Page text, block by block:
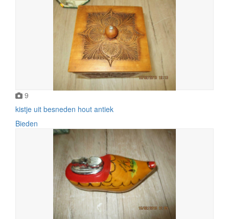
9
kistje uit besneden hout antiek
Bieden